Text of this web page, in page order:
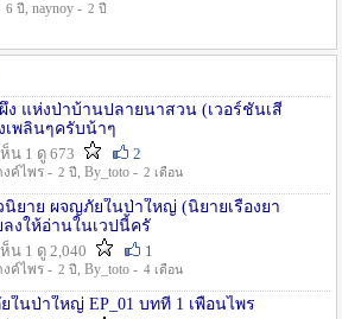
6 ปี , naynoy - 2 ปี
ง แห่งป่าบ้านปลายนาสวน (เวอร์ชั่นเสี
เพลินๆครับน้าๆ
น 1 ดู 673
2
ค์ไพร - 2 ปี , By_toto - 2 เดือน
นิยาย ผจญภัยในป่าใหญ่ (นิยายเรื่องยา
ลงให้อ่านในเวปนี้ครั
น 1 ดู 2,040
1
ค์ไพร - 2 ปี , By_toto - 4 เดือน
ในป่าใหญ่ EP_01 บทที่ 1 เพื่อนไพร